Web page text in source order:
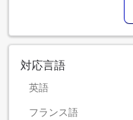
対応言語
英語
フランス語